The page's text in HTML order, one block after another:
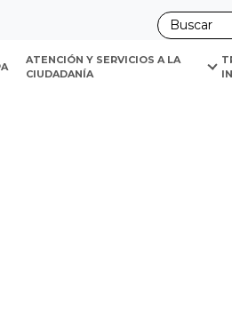
ATENCIÓN Y SERVICIOS A LA
CIUDADANÍA